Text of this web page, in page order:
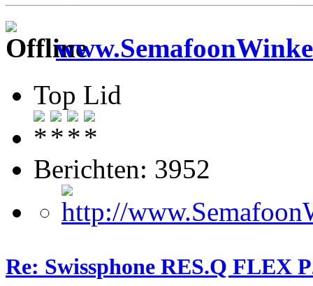
Top Lid
Berichten: 3952
Re: Swissphone RES.Q FLEX